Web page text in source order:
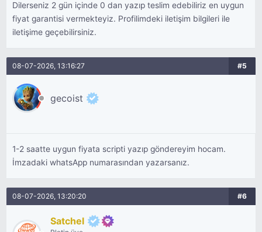
Dilerseniz 2 gün içinde 0 dan yazıp teslim edebiliriz en uygun
fiyat garantisi vermekteyiz. Profilimdeki iletişim bilgileri ile
iletişime geçebilirsiniz.
08-07-2026, 13:16:27 #5
gecoist
1-2 saatte uygun fiyata scripti yazıp göndereyim hocam.
İmzadaki whatsApp numarasından yazarsanız.
08-07-2026, 13:20:20 #6
Satchel